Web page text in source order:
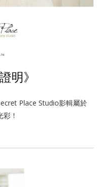
明》
Place Studio影輯屬於
！